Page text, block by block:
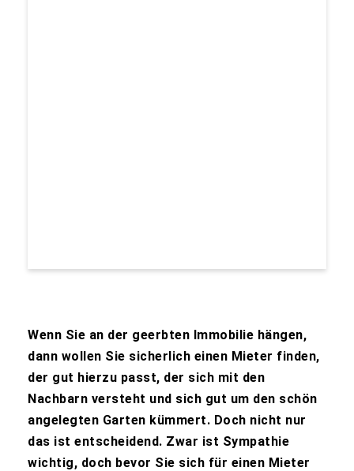
Wenn Sie an der geerbten Immobilie hängen,
dann wollen Sie sicherlich einen Mieter finden,
der gut hierzu passt, der sich mit den
Nachbarn versteht und sich gut um den schön
angelegten Garten kümmert. Doch nicht nur
das ist entscheidend. Zwar ist Sympathie
wichtig, doch bevor Sie sich für einen Mieter